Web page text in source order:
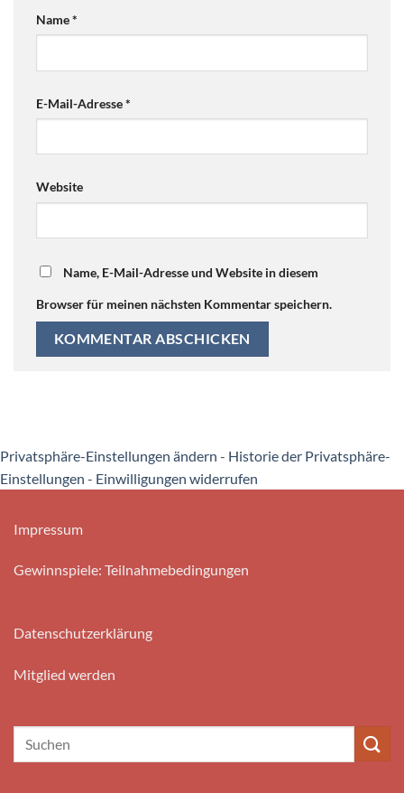
Name*
E-Mail-Adresse*
Website
Name, E-Mail-Adresse und Website in diesem
Browser für meinen nächsten Kommentar speichern.
Privatsphäre-Einstellungen ändern - Historie der Privatsphäre-
Einstellungen - Einwilligungen widerrufen
Impressum
Gewinnspiele: Teilnahmebedingungen
Datenschutzerklärung
Mitglied werden